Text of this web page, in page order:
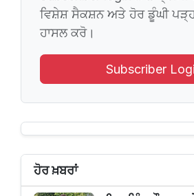
ਵਿਸ਼ੇਸ਼ ਸੈਕਸ਼ਨ ਅਤੇ ਹੋਰ ਡੂੰਘੀ
ਹਾਸਲ ਕਰੋ।
Subscriber
ਹੋਰ ਖ਼ਬਰਾਂ